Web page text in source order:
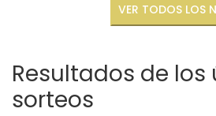
Resultados de
sorteos